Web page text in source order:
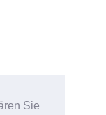
Sie